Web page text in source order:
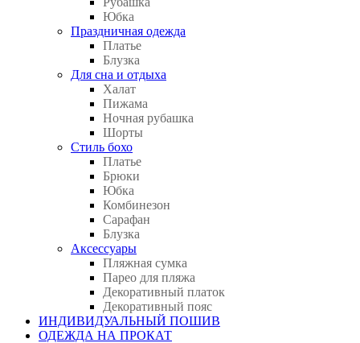
Юбка
Праздничная одежда
Платье
Блузка
Для сна и отдыха
Халат
Пижама
Ночная рубашка
Шорты
Стиль бохо
Платье
Брюки
Юбка
Комбинезон
Сарафан
Блузка
Аксессуары
Пляжная сумка
Парео для пляжа
Декоративный платок
Декоративный пояс
ИНДИВИДУАЛЬНЫЙ ПОШИВ
ОДЕЖДА НА ПРОКАТ